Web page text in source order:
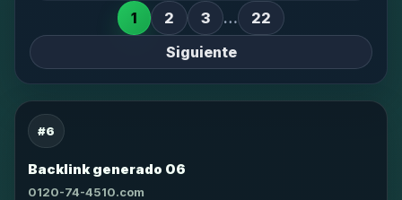
1
2 3 …
22
Siguiente
#6
Backlink generado 06
0120-74-4510.com